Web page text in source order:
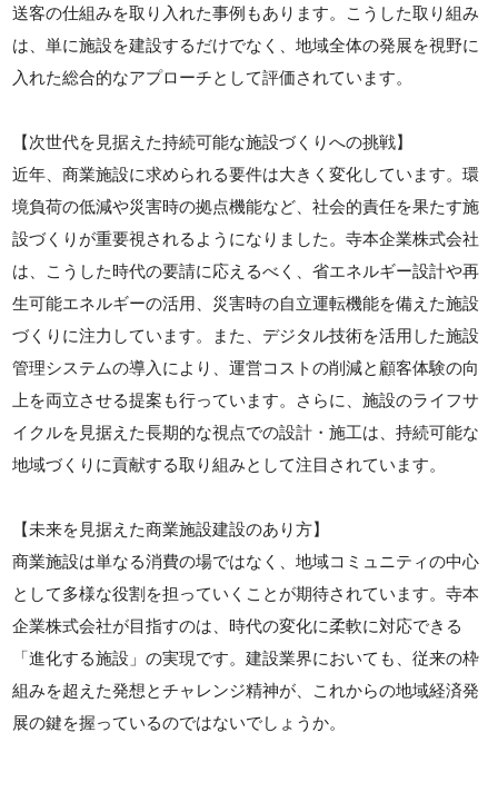
送客の仕組みを取り入れた事例もあります。こうした取り組み
は、単に施設を建設するだけでなく、地域全体の発展を視野に
入れた総合的なアプローチとして評価されています。
【次世代を見据えた持続可能な施設づくりへの挑戦】
近年、商業施設に求められる要件は大きく変化しています。環
境負荷の低減や災害時の拠点機能など、社会的責任を果たす施
設づくりが重要視されるようになりました。寺本企業株式会社
は、こうした時代の要請に応えるべく、省エネルギー設計や再
生可能エネルギーの活用、災害時の自立運転機能を備えた施設
づくりに注力しています。また、デジタル技術を活用した施設
管理システムの導入により、運営コストの削減と顧客体験の向
上を両立させる提案も行っています。さらに、施設のライフサ
イクルを見据えた長期的な視点での設計・施工は、持続可能な
地域づくりに貢献する取り組みとして注目されています。
【未来を見据えた商業施設建設のあり方】
商業施設は単なる消費の場ではなく、地域コミュニティの中心
として多様な役割を担っていくことが期待されています。寺本
企業株式会社が目指すのは、時代の変化に柔軟に対応できる
「進化する施設」の実現です。建設業界においても、従来の枠
組みを超えた発想とチャレンジ精神が、これからの地域経済発
展の鍵を握っているのではないでしょうか。